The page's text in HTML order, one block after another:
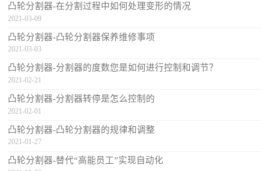
凸轮分割器-在分割过程中如何处理变形的情况
2021-03-09
​凸轮分割器-凸轮分割器保养维修事项
2021-03-03
凸轮分割器-分割器的度数您是如何进行控制和调节？
2021-02-21
凸轮分割器-分割器转停是怎么控制的
2021-02-01
凸轮分割器-凸轮分割器的规律和调整
2021-01-27
凸轮分割器-替代“高能员工”实现自动化